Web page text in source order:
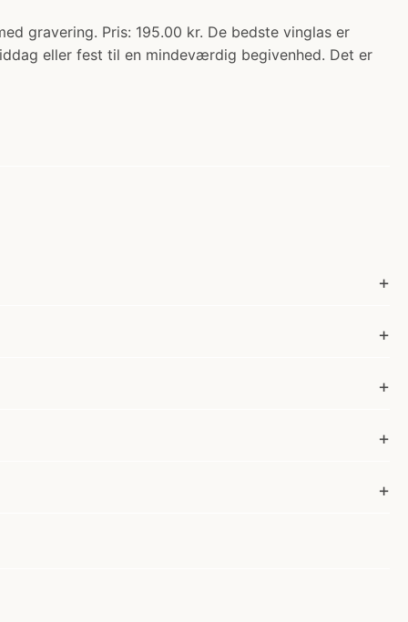
gravering. Pris: 195.00 kr. De bedste vinglas er
eller fest til en mindeværdig begivenhed. Det er